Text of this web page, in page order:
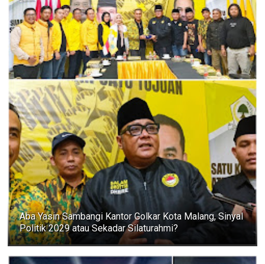
Aba Yasin Sambangi Kantor Golkar Kota Malang, Sinyal
Politik 2029 atau Sekadar Silaturahmi?